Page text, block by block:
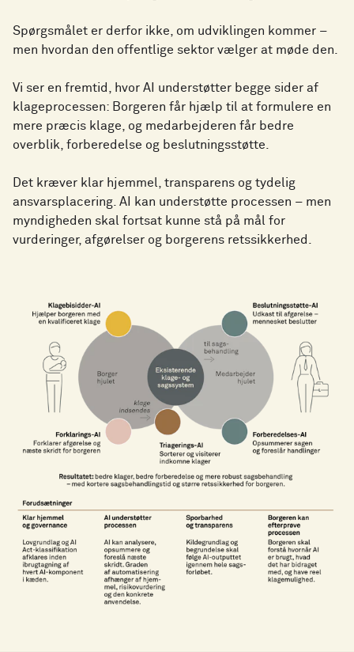
Spørgsmålet er derfor ikke, om udviklingen kommer –
men hvordan den offentlige sektor vælger at møde den.
Vi ser en fremtid, hvor AI understøtter begge sider af
klageprocessen: Borgeren får hjælp til at formulere en
mere præcis klage, og medarbejderen får bedre
overblik, forberedelse og beslutningsstøtte.
Det kræver klar hjemmel, transparens og tydelig
ansvarsplacering. AI kan understøtte processen – men
myndigheden skal fortsat kunne stå på mål for
vurderinger, afgørelser og borgerens retssikkerhed.